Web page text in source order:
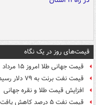
قیمت‌های روز در یک نگاه
قیمت جهانی طلا امروز ۱۵ مرداد
قیمت نفت برنت به ۷۹ دلار رسید
افزایش قیمت طلا و نقره جهانی
قیمت نفت ۵ درصد کاهش یافت